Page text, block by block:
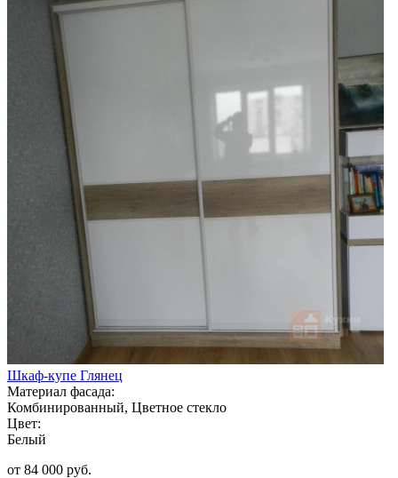
Шкаф-купе Глянец
Материал фасада:
Комбинированный, Цветное стекло
Цвет:
Белый
от 84 000 руб.